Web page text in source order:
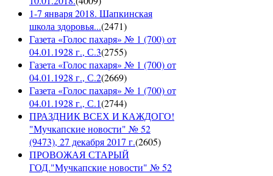
1-7 января 2018. Шапкинская
школа здоровья...(2471)
Газета «Голос пахаря» № 1 (700) от
04.01.1928 г., С.3(2755)
Газета «Голос пахаря» № 1 (700) от
04.01.1928 г., С.2(2669)
Газета «Голос пахаря» № 1 (700) от
04.01.1928 г., С.1(2744)
ПРАЗДНИК ВСЕХ И КАЖДОГО!
"Мучкапские новости" № 52
(9473), 27 декабря 2017 г.(2605)
ПРОВОЖАЯ СТАРЫЙ
ГОД."Мучкапские новости" № 52